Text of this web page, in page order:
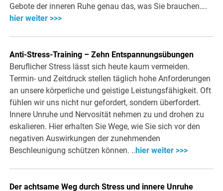
Gebote der inneren Ruhe genau das, was Sie brauchen….
hier weiter >>>
Anti-Stress-Training – Zehn Entspannungsübungen
Beruflicher Stress lässt sich heute kaum vermeiden.
Termin- und Zeitdruck stellen täglich hohe Anforderungen
an unsere körperliche und geistige Leistungsfähigkeit. Oft
fühlen wir uns nicht nur gefordert, sondern überfordert.
Innere Unruhe und Nervosität nehmen zu und drohen zu
eskalieren. Hier erhalten Sie Wege, wie Sie sich vor den
negativen Auswirkungen der zunehmenden
Beschleunigung schützen können. .. hier weiter >>>
Der achtsame Weg durch Stress und innere Unruhe